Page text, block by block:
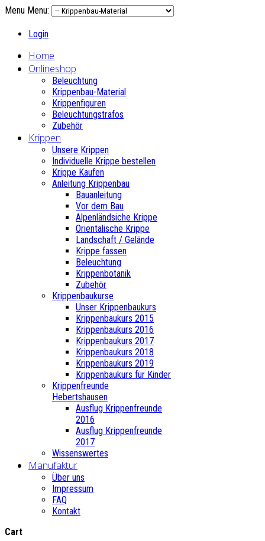
Menu Menu:
Login
Home
Onlineshop
Beleuchtung
Krippenbau-Material
Krippenfiguren
Beleuchtungstrafos
Zubehör
Krippen
Unsere Krippen
Individuelle Krippe bestellen
Krippe Kaufen
Anleitung Krippenbau
Bauanleitung
Vor dem Bau
Alpenländsiche Krippe
Orientalische Krippe
Landschaft / Gelände
Krippe fassen
Beleuchtung
Krippenbotanik
Zubehör
Krippenbaukurse
Unser Krippenbaukurs
Krippenbaukurs 2015
Krippenbaukurs 2016
Krippenbaukurs 2017
Krippenbaukurs 2018
Krippenbaukurs 2019
Krippenbaukurs für Kinder
Krippenfreunde
Hebertshausen
Ausflug Krippenfreunde
2016
Ausflug Krippenfreunde
2017
Wissenswertes
Manufaktur
Über uns
Impressum
FAQ
Kontakt
Cart